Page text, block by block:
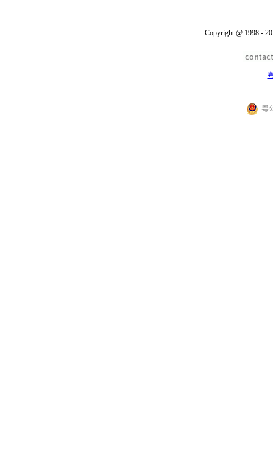
Copyright @ 1998 -
粤